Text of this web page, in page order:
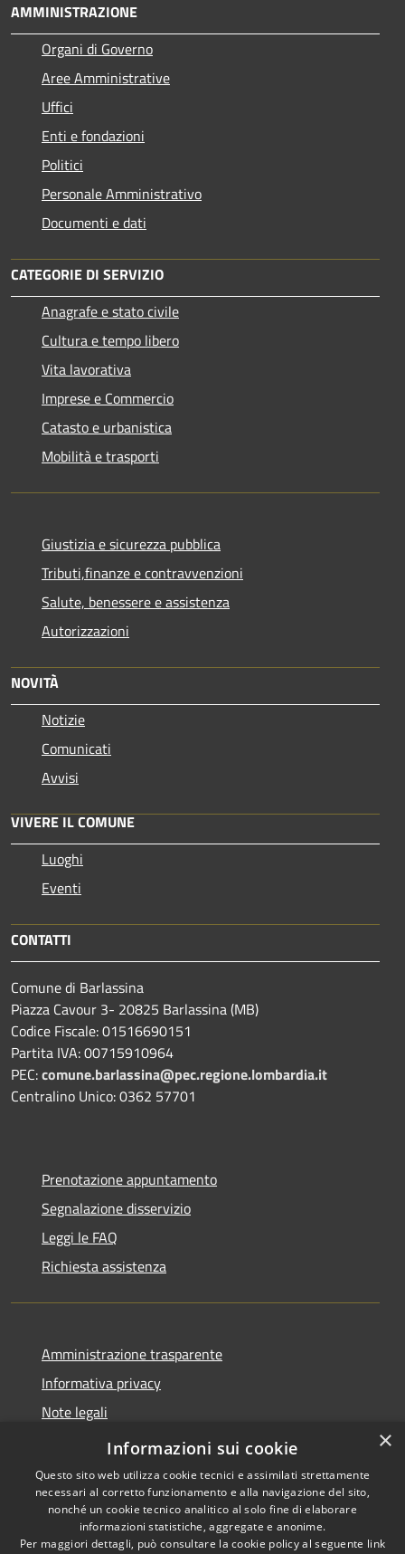
AMMINISTRAZIONE
Organi di Governo
Aree Amministrative
Uffici
Enti e fondazioni
Politici
Personale Amministrativo
Documenti e dati
CATEGORIE DI SERVIZIO
Anagrafe e stato civile
Cultura e tempo libero
Vita lavorativa
Imprese e Commercio
Catasto e urbanistica
Mobilità e trasporti
Giustizia e sicurezza pubblica
Tributi,finanze e contravvenzioni
Salute, benessere e assistenza
Autorizzazioni
NOVITÀ
Notizie
Comunicati
Avvisi
VIVERE IL COMUNE
Luoghi
Eventi
CONTATTI
Comune di Barlassina
Piazza Cavour 3- 20825 Barlassina (MB)
Codice Fiscale: 01516690151
Partita IVA: 00715910964
PEC:comune.barlassina@pec.regione.lombardia.it
Centralino Unico: 0362 57701
Prenotazione appuntamento
Segnalazione disservizio
Leggi le FAQ
Richiesta assistenza
Amministrazione trasparente
Informativa privacy
Note legali
Dichiarazione di accessibilità
Copyright © 2026 • Comune di
×
Informazioni sui cookie
Questo sito web utilizza cookie tecnici e assimilati strettamente
necessari al corretto funzionamento e alla navigazione del sito,
nonché un cookie tecnico analitico al solo fine di elaborare
informazioni statistiche, aggregate e anonime.
Per maggiori dettagli, può consultare la cookie policy al seguente link